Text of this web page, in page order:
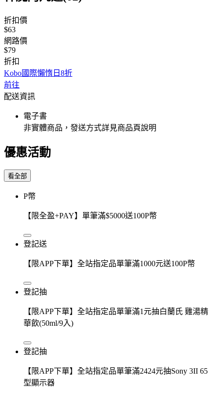
折扣價
$63
網路價
$79
折扣
Kobo國際懶惰日8折
前往
配送資訊
電子書
非實體商品，發送方式詳見商品頁說明
優惠活動
看全部
P幣
【限全盈+PAY】單筆滿$5000送100P幣
登記送
【限APP下單】全站指定品單筆滿1000元送100P幣
登記抽
【限APP下單】全站指定品單筆滿1元抽白蘭氏 雞湯精
華飲(50ml/9入)
登記抽
【限APP下單】全站指定品單筆滿2424元抽Sony 3II 65
型顯示器